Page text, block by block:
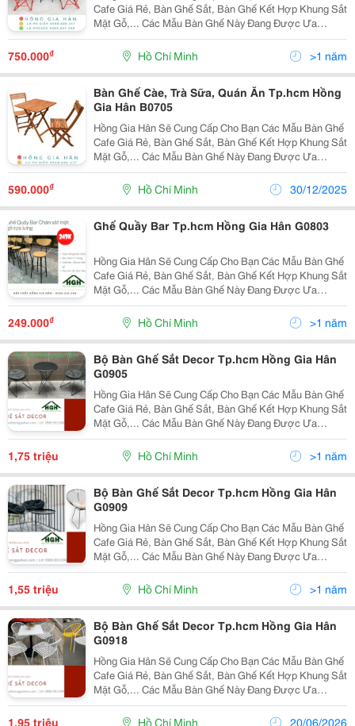
Cafe Giá Rẻ, Bàn Ghế Sắt, Bàn Ghế Kết Hợp Khung Sắt
Mặt Gỗ,... Các Mẫu Bàn Ghế Này Đang Được Ưa
Chuộng Nhất Trên Thị Trường Hiện Nay. Với Những Ưu
Điểm Tuyệt Vời Về Chất Lượng Cũng Như Các Kiểu
750.000₫ Hồ Chí Minh >1 năm
Bàn Ghế Càe, Trà Sữa, Quán Ăn Tp.hcm Hồng
Gia Hân B0705
Hồng Gia Hân Sẽ Cung Cấp Cho Bạn Các Mẫu Bàn Ghế
Cafe Giá Rẻ, Bàn Ghế Sắt, Bàn Ghế Kết Hợp Khung Sắt
Mặt Gỗ,... Các Mẫu Bàn Ghế Này Đang Được Ưa
Chuộng Nhất Trên Thị Trường Hiện Nay. Với Những Ưu
Điểm Tuyệt Vời Về Chất Lượng Cũng Như Các Kiểu
590.000₫ Hồ Chí Minh 30/12/2025
Ghế Quầy Bar Tp.hcm Hồng Gia Hân G0803
Hồng Gia Hân Sẽ Cung Cấp Cho Bạn Các Mẫu Bàn Ghế
Cafe Giá Rẻ, Bàn Ghế Sắt, Bàn Ghế Kết Hợp Khung Sắt
Mặt Gỗ,... Các Mẫu Bàn Ghế Này Đang Được Ưa
Chuộng Nhất Trên Thị Trường Hiện Nay. Với Những Ưu
Điểm Tuyệt Vời Về Chất Lượng Cũng Như Các Kiểu
249.000₫ Hồ Chí Minh >1 năm
Bộ Bàn Ghế Sắt Decor Tp.hcm Hồng Gia Hân
G0905
Hồng Gia Hân Sẽ Cung Cấp Cho Bạn Các Mẫu Bàn Ghế
Cafe Giá Rẻ, Bàn Ghế Sắt, Bàn Ghế Kết Hợp Khung Sắt
Mặt Gỗ,... Các Mẫu Bàn Ghế Này Đang Được Ưa
Chuộng Nhất Trên Thị Trường Hiện Nay. Với Những Ưu
Điểm Tuyệt Vời Về Chất Lượng Cũng Như Các Kiểu
1,75 triệu Hồ Chí Minh >1 năm
Bộ Bàn Ghế Sắt Decor Tp.hcm Hồng Gia Hân
G0909
Hồng Gia Hân Sẽ Cung Cấp Cho Bạn Các Mẫu Bàn Ghế
Cafe Giá Rẻ, Bàn Ghế Sắt, Bàn Ghế Kết Hợp Khung Sắt
Mặt Gỗ,... Các Mẫu Bàn Ghế Này Đang Được Ưa
Chuộng Nhất Trên Thị Trường Hiện Nay. Với Những Ưu
Điểm Tuyệt Vời Về Chất Lượng Cũng Như Các Kiểu
1,55 triệu Hồ Chí Minh >1 năm
Bộ Bàn Ghế Sắt Decor Tp.hcm Hồng Gia Hân
G0918
Hồng Gia Hân Sẽ Cung Cấp Cho Bạn Các Mẫu Bàn Ghế
Cafe Giá Rẻ, Bàn Ghế Sắt, Bàn Ghế Kết Hợp Khung Sắt
Mặt Gỗ,... Các Mẫu Bàn Ghế Này Đang Được Ưa
Chuộng Nhất Trên Thị Trường Hiện Nay. Với Những Ưu
Điểm Tuyệt Vời Về Chất Lượng Cũng Như Các Kiểu
1,95 triệu Hồ Chí Minh 20/06/2026